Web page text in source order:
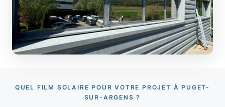
QUEL FILM SOLAIRE POUR VOTRE PROJET À PUGET-
SUR-ARGENS ?